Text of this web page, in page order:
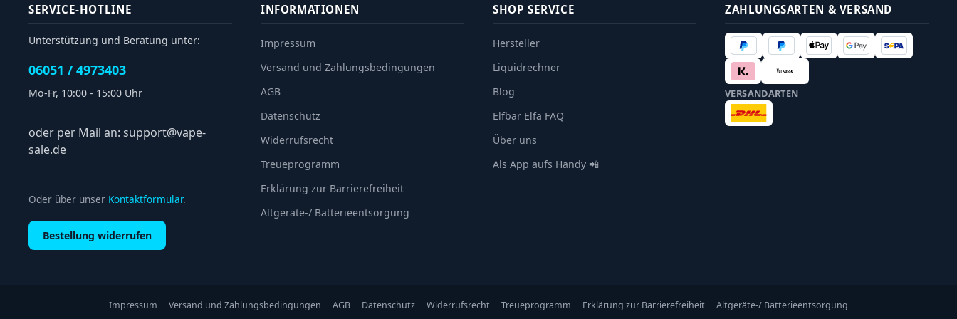
SERVICE-HOTLINE
Unterstützung und Beratung unter:
06051 / 4973403
Mo-Fr, 10:00 - 15:00 Uhr
oder per Mail an: support@vape-
sale.de
Oder über unser Kontaktformular.
Bestellung widerrufen
INFORMATIONEN
Impressum
Versand und Zahlungsbedingungen
AGB
Datenschutz
Widerrufsrecht
Treueprogramm
Erklärung zur Barrierefreiheit
Altgeräte-/ Batterieentsorgung
SHOP SERVICE
Hersteller
Liquidrechner
Blog
Elfbar Elfa FAQ
Über uns
Als App aufs Handy 📲
ZAHLUNGSARTEN & VERSAND
VERSANDARTEN
Impressum Versand und Zahlungsbedingungen AGB Datenschutz Widerrufsrecht Treueprogramm Erklärung zur Barrierefreiheit Altgeräte-/ Batterieentsorgung